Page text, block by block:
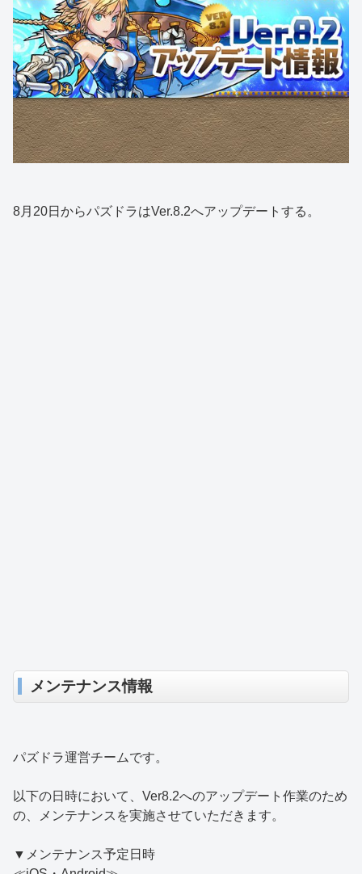
8月20日からパズドラはVer.8.2へアップデートする。
メンテナンス情報
パズドラ運営チームです。
以下の日時において、Ver8.2へのアップデート作業のため
の、メンテナンスを実施させていただきます。
▼メンテナンス予定日時